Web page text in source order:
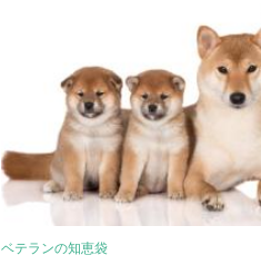
ベテランの知恵袋